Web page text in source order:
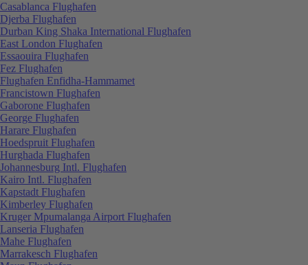
Casablanca Flughafen
Djerba Flughafen
Durban King Shaka International Flughafen
East London Flughafen
Essaouira Flughafen
Fez Flughafen
Flughafen Enfidha-Hammamet
Francistown Flughafen
Gaborone Flughafen
George Flughafen
Harare Flughafen
Hoedspruit Flughafen
Hurghada Flughafen
Johannesburg Intl. Flughafen
Kairo Intl. Flughafen
Kapstadt Flughafen
Kimberley Flughafen
Kruger Mpumalanga Airport Flughafen
Lanseria Flughafen
Mahe Flughafen
Marrakesch Flughafen